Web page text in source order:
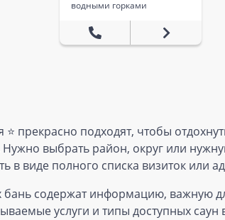
водными горками
прекрасно подходят, чтобы
выбрать район, округ или
в виде полного списка визиток или
бань содержат информацию, важную
услуги и типы доступных